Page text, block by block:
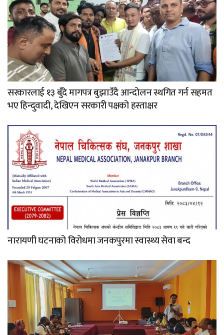
सरकारलाई १३ बुँदे मागपत्र बुझाउँदै आन्दोलन स्थगित गर्न सहमत
भए हिन्दुवादी, देखिएन सरकारी पक्षको हस्ताक्षर
नारायणी घटनाको विरोधमा जनकपुरमा स्वास्थ्य सेवा बन्द